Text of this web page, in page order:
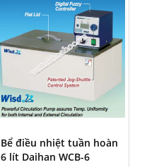
Bể điều nhiệt tuần hoàn
6 lít Daihan WCB-6